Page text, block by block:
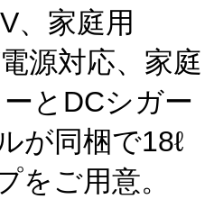
、家庭用
源対応、家庭
とDCシガー
が同梱で18ℓ
をご用意。